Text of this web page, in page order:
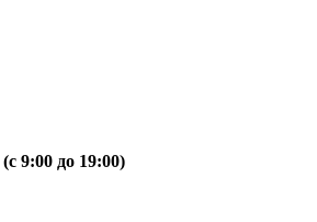
(с 9:00 до 19:00)